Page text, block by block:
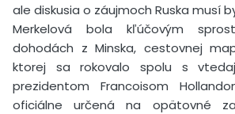
ale diskusia o záujmoch Ruska musí
Merkelová bola kľúčovým
dohodách z Minska, cestovnej
ktorej sa rokovalo spolu s
prezidentom Francoisom
oficiálne určená na opätovné